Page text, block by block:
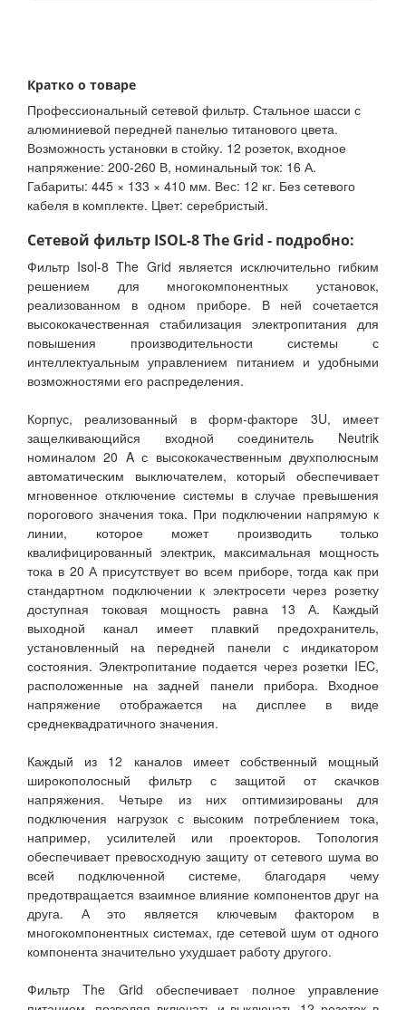
Кратко о товаре
Профессиональный сетевой фильтр. Стальное шасси с
алюминиевой передней панелью титанового цвета.
Возможность установки в стойку. 12 розеток, входное
напряжение: 200-260 В, номинальный ток: 16 А.
Габариты: 445 × 133 × 410 мм. Вес: 12 кг. Без сетевого
кабеля в комплекте. Цвет: серебристый.
Сетевой фильтр ISOL-8 The Grid - подробно:
Фильтр Isol-8 The Grid является исключительно гибким
решением для многокомпонентных установок,
реализованном в одном приборе. В ней сочетается
высококачественная стабилизация электропитания для
повышения производительности системы с
интеллектуальным управлением питанием и удобными
возможностями его распределения.
Корпус, реализованный в форм-факторе 3U, имеет
защелкивающийся входной соединитель Neutrik
номиналом 20 A с высококачественным двухполюсным
автоматическим выключателем, который обеспечивает
мгновенное отключение системы в случае превышения
порогового значения тока. При подключении напрямую к
линии, которое может производить только
квалифицированный электрик, максимальная мощность
тока в 20 А присутствует во всем приборе, тогда как при
стандартном подключении к электросети через розетку
доступная токовая мощность равна 13 А. Каждый
выходной канал имеет плавкий предохранитель,
установленный на передней панели с индикатором
состояния. Электропитание подается через розетки IEC,
расположенные на задней панели прибора. Входное
напряжение отображается на дисплее в виде
среднеквадратичного значения.
Каждый из 12 каналов имеет собственный мощный
широкополосный фильтр с защитой от скачков
напряжения. Четыре из них оптимизированы для
подключения нагрузок с высоким потреблением тока,
например, усилителей или проекторов. Топология
обеспечивает превосходную защиту от сетевого шума во
всей подключенной системе, благодаря чему
предотвращается взаимное влияние компонентов друг на
друга. А это является ключевым фактором в
многокомпонентных системах, где сетевой шум от одного
компонента значительно ухудшает работу другого.
Фильтр The Grid обеспечивает полное управление